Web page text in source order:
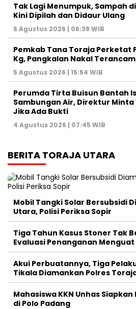
Tak Lagi Menumpuk, Sampah
Kini Dipilah dan Didaur Ulang
6 Agustus 2026 | 06:38 WIB
Pemkab Tana Toraja Perketat
Kg, Pangkalan Nakal
5 Agustus 2026 | 15:54 WIB
Perumda Tirta Buisun Bantah
Sambungan Air, Direktur
Jika Ada Bukti
4 Agustus 2026 | 07:45 WIB
BERITA TORAJA UTARA
Mobil Tangki Solar Bersubsidi
Utara, Polisi Periksa Sopir
Tiga Tahun Kasus Stoner Tak
Evaluasi Penanganan Menguat
Akui Perbuatannya, Tiga
Tikala Diamankan Polres
Mahasiswa KKN Unhas
di Polo Padang